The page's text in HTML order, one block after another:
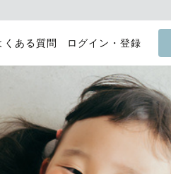
くある質問 ログイン・登録